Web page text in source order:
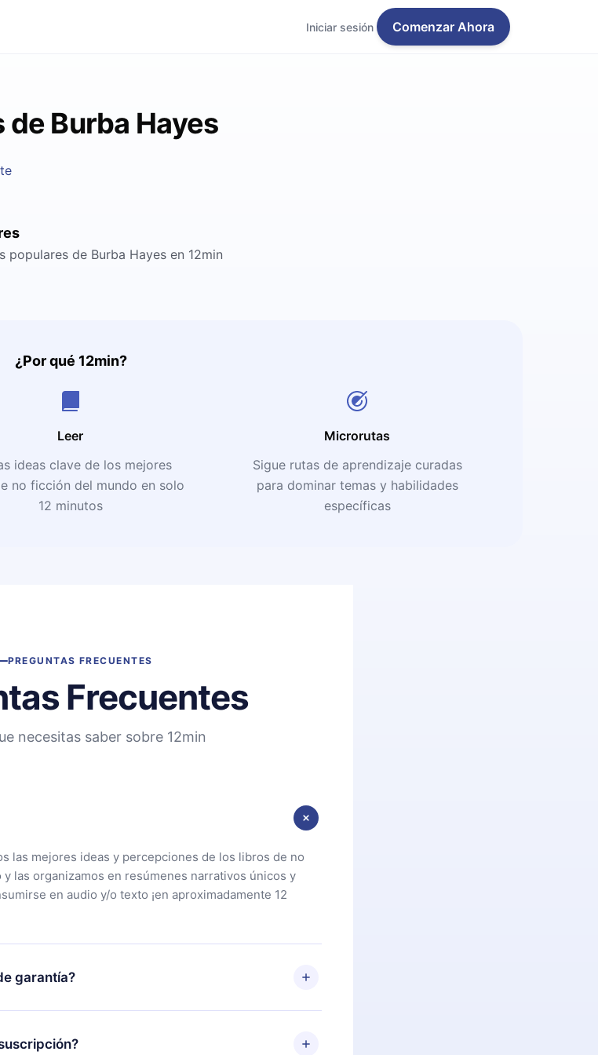
Iniciar sesión Comenzar Ahora
de Burba Hayes
populares de Burba Hayes en 12min
¿Por qué 12min?
Leer
ideas clave de los mejores
no ficción del mundo en solo
12 minutos
Microrutas
Sigue rutas de aprendizaje curadas
para dominar temas y habilidades
específicas
PREGUNTAS FRECUENTES
Frecuentes
necesitas saber sobre 12min
las mejores ideas y percepciones de los libros de no
las organizamos en resúmenes narrativos únicos y
en audio y/o texto ¡en aproximadamente 12
garantía?
y comenzar a disfrutar de nuestra biblioteca. Si por
con nuestra plataforma, simplemente contacta a